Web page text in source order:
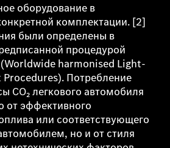
оборудование в
комплектации. [2]
были определены в
процедурой
harmonised Light-
Потребление
CO₂ легкового автомобиля
от эффективного
или соответствующего
но и от стиля